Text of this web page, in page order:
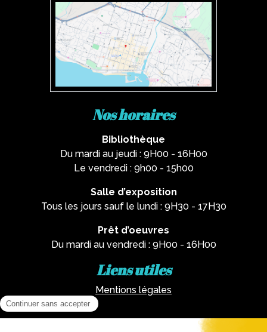
Nos horaires
Bibliothèque
Du mardi au jeudi : 9H00 - 16H00
Le vendredi : 9h00 - 15h00
Salle d’exposition
Tous les jours sauf le lundi : 9H30 - 17H30
Prêt d’oeuvres
Du mardi au vendredi : 9H00 - 16H00
Liens utiles
Mentions légales